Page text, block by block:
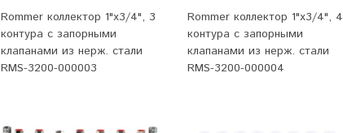
Rommer коллектор 1"x3/4", 3
контура с запорными
клапанами из нерж. стали
RMS-3200-000003
Rommer коллектор 1"x3/4", 4
контура с запорными
клапанами из нерж. стали
RMS-3200-000004